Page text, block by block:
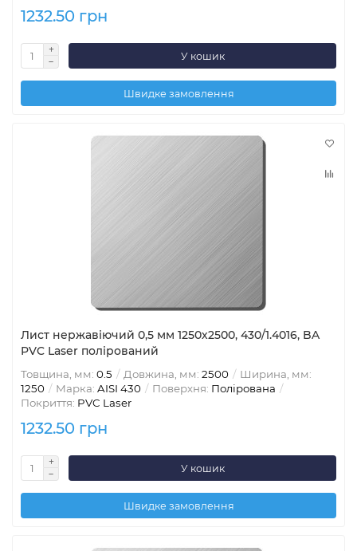
1232.50 грн
У кошик
Швидке замовлення
Лист нержавіючий 0,5 мм 1250х2500, 430/1.4016, BA
PVC Laser полірований
Товщина, мм: 0.5 Довжина, мм: 2500
Ширина, мм:
1250
Марка: AISI 430 Поверхня: Полірована
Покриття: PVC Laser
1232.50 грн
У кошик
Швидке замовлення